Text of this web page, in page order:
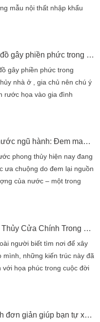
để đánh giá tốt […]
mẫu nội thất nhập khẩu
Âu, Italy… cao cấp có kiểu
đáo và tinh tế, Sản phẩm
Klassy được sản xuất theo
hiện đại, sử dụng gỗ công
9 món đồ gây phiền phức trong phong thủy nhà ở
gây phiền phức trong
nhà ở , gia chủ nên chú ý
rước họa vào gia đình
khắc chế ác khí hay đặt vào
lệch bất khả kháng làm thay
-Gương làm tăng cường khí
chỉnh […]
Thác nước ngũ hành: Đem may mắn cho gia chủ
phong thủy hiện nay đang
ưa chuộng do đem lại nguồn
của nước – một trong
yếu tố phong thủy mang
lành, giàu có và thịnh vượng
Có rất nhiều vị trí đặt
phong thủy như trong […]
Phong Thủy Cửa Chính Trong Xây Dựng Nhà Ở
người biết tìm nơi để xây
mình, những kiến trúc này đã
với họa phúc trong cuộc đời
Những bức tường nhà Từ
16 cách đơn giản giúp bạn tự xem phong thủy cho ngôi nhà